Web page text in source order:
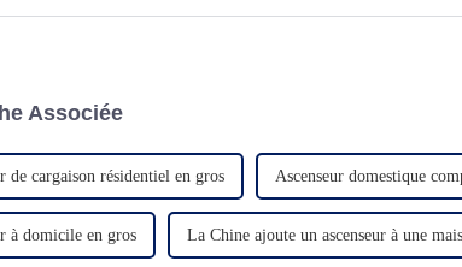
Associée
de cargaison résidentiel en gros Ascenseur domestique
à domicile en gros La Chine ajoute un ascenseur à une